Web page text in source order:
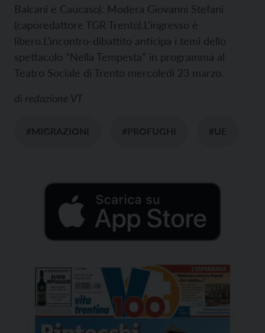
Balcani e Caucaso). Modera Giovanni Stefani
(caporedattore TGR Trento).L’ingresso è
libero.L’incontro-dibattito anticipa i temi dello
spettacolo “Nella Tempesta” in programma al
Teatro Sociale di Trento mercoledì 23 marzo.
di redazione VT
#MIGRAZIONI #PROFUGHI #UE